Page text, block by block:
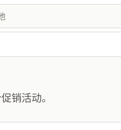
销活动。